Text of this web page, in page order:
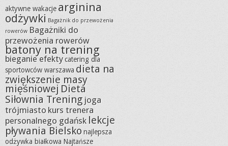
aktywne wakacje arginina
odżywki Bagażnik do przewożenia
rowerów Bagażniki do
przewożenia rowerów
batony na trening
bieganie efektycatering dla
sportowców warszawa dieta na
zwiększenie masy
mięśniowej Dieta
Siłownia Trening joga
trójmiasto kurs trenera
personalnego gdańsk lekcje
pływania Bielskonajlepsza
odżywka białkowa Najtańsze